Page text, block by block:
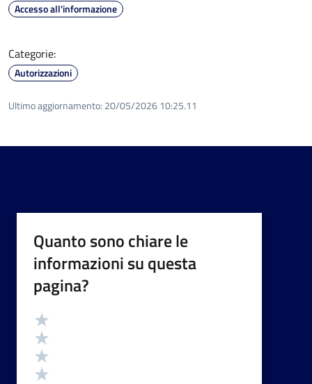
Accesso all'informazione
Categorie:
Autorizzazioni
Ultimo aggiornamento: 20/05/2026 10:25.11
Quanto sono chiare le
informazioni su questa
pagina?
Valutazione